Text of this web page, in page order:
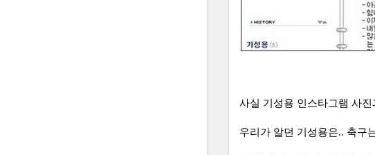
사실 기성용 인스타그램 사
우리가 알던 기성용은.. 축구